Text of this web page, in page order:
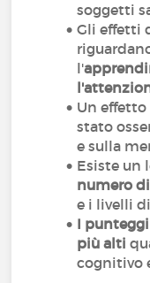
soggetti
Gli effetti
l'
Un
stato
e sulla
Esiste un
numero
e i livelli
I
più alti
cognitivo